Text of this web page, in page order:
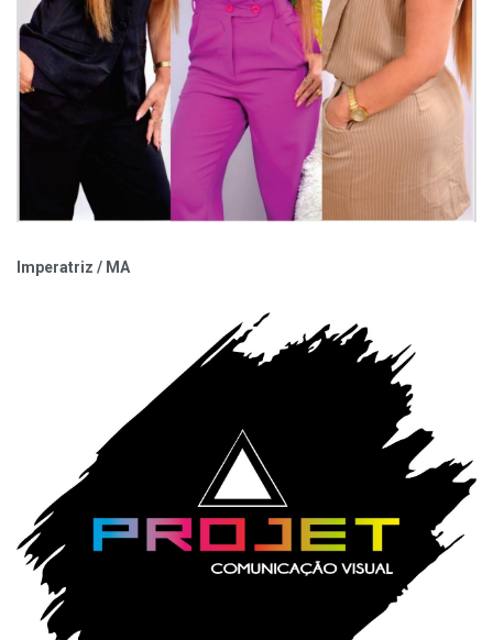
Imperatriz / MA